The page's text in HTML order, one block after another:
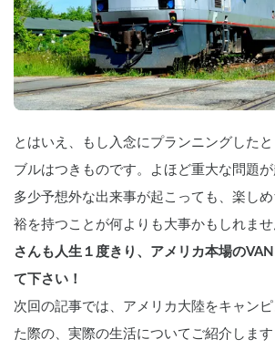
とはいえ、もし入念にプランニングした
ブルはつきものです。よほど重大な問題が
多少予想外な出来事が起こっても、楽し
裕を持つことが何よりも大事かもしれませ
さんも人生１度きり、アメリカ本場の
て下さい！
次回の記事では、アメリカ大陸をキャン
た際の、実際の生活についてご紹介します